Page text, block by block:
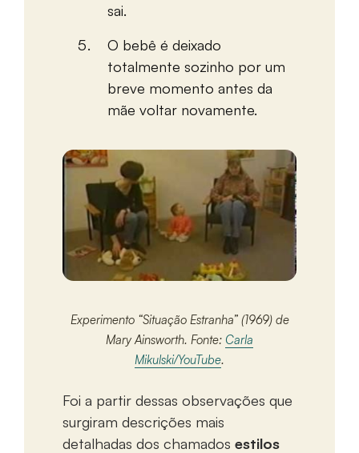
sai.
O bebê é deixado
totalmente sozinho por um
breve momento antes da
mãe voltar novamente.
Experimento “Situação Estranha” (1969) de
Mary Ainsworth. Fonte: Carla
Mikulski/YouTube.
Foi a partir dessas observações que
surgiram descrições mais
detalhadas dos chamados estilos